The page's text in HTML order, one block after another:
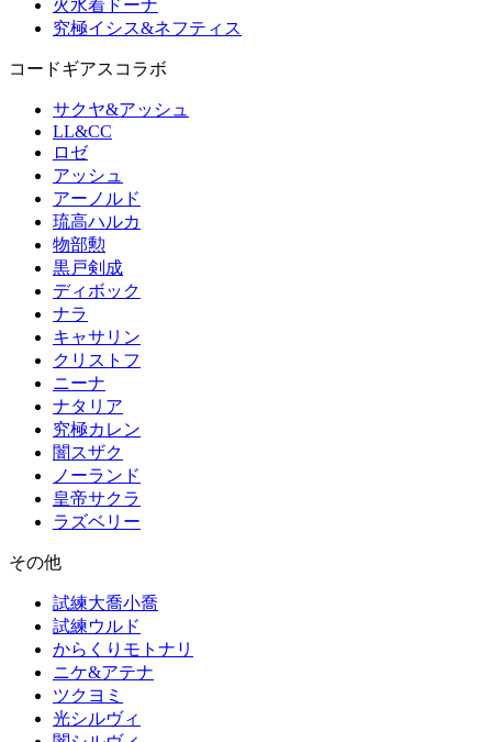
火水着ドーナ
究極イシス&ネフティス
コードギアスコラボ
サクヤ&アッシュ
LL&CC
ロゼ
アッシュ
アーノルド
琉高ハルカ
物部勲
黒戸剣成
ディボック
ナラ
キャサリン
クリストフ
ニーナ
ナタリア
究極カレン
闇スザク
ノーランド
皇帝サクラ
ラズベリー
その他
試練大喬小喬
試練ウルド
からくりモトナリ
ニケ&アテナ
ツクヨミ
光シルヴィ